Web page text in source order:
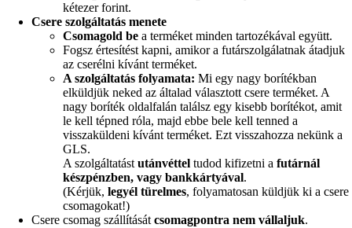
kétezer forint.
Csere szolgáltatás menete
Csomagold be a terméket minden tartozékával együtt.
Fogsz értesítést kapni, amikor a futárszolgálatnak átadjuk
az cserélni kívánt terméket.
A szolgáltatás folyamata: Mi egy nagy borítékban
elküldjük neked az általad választott csere terméket. A
nagy boríték oldalfalán találsz egy kisebb borítékot, amit
le kell tépned róla, majd ebbe bele kell tenned a
visszaküldeni kívánt terméket. Ezt visszahozza nekünk a
GLS.
A szolgáltatástutánvéttel tudod kifizetni a futárnál
készpénzben, vagy bankkártyával.
(Kérjük, legyél türelmes, folyamatosan küldjük ki a csere
csomagokat!)
Csere csomag szállításátcsomagpontra nem vállaljuk.